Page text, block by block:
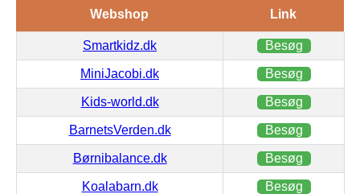
Webshop Link
Smartkidz.dk Besøg
MiniJacobi.dk Besøg
Kids-world.dk Besøg
BarnetsVerden.dk Besøg
Børnibalance.dk Besøg
Koalabarn.dk Besøg